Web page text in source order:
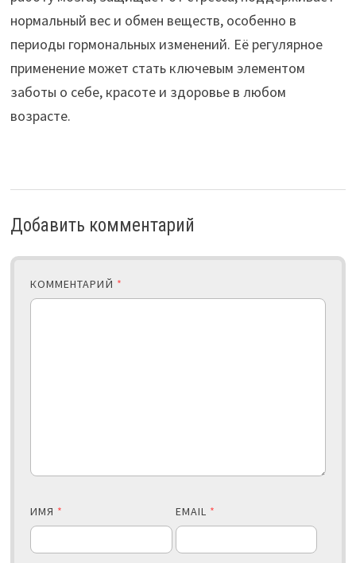
нормальный вес и обмен веществ, особенно в
периоды гормональных изменений. Её регулярное
применение может стать ключевым элементом
заботы о себе, красоте и здоровье в любом
возрасте.
Добавить комментарий
КОММЕНТАРИЙ *
ИМЯ * EMAIL *